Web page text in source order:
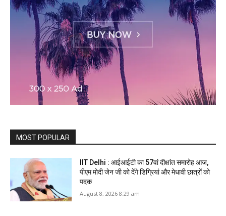
MOST POPULAR
IIT Delhi : आईआईटी का 57वां दीक्षांत समारोह आज,
पीएम मोदी जेन जी को देंगे डिग्रियां और मेधावी छात्रों को
पदक
August 8, 2026 8:29 am